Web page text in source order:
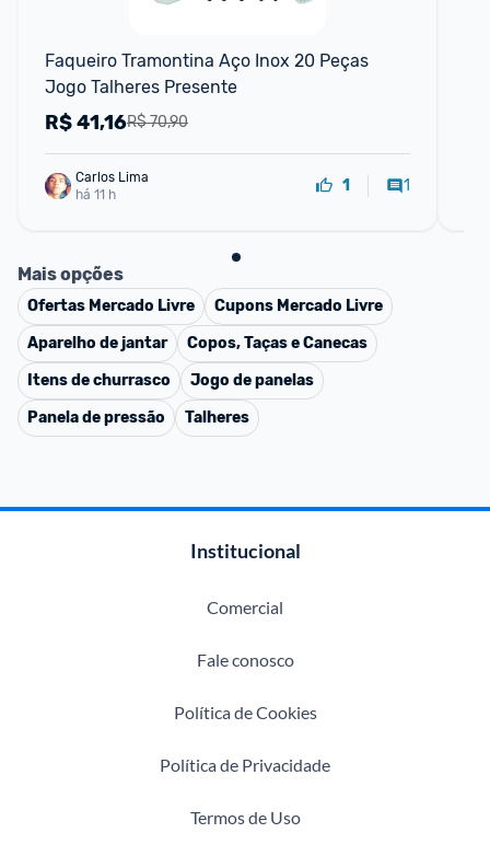
Faqueiro Tramontina Aço Inox 20 Peças
Jogo Talheres Presente
R$ 70,90
R$41,16
Carlos Lima
há 11 h
1 1
Mais opções
Ofertas Mercado Livre Cupons Mercado Livre
Aparelho de jantar
Copos, Taças e Canecas
Itens de churrasco
Jogo de panelas
Panela de pressão
Talheres
Institucional
Comercial
Fale conosco
Política de Cookies
Política de Privacidade
Termos de Uso